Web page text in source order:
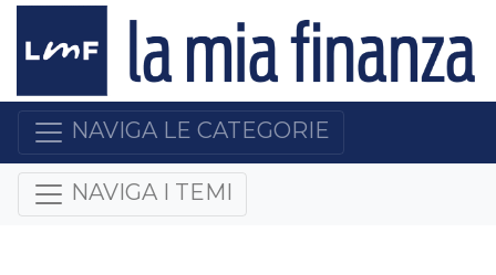
NAVIGA LE CATEGORIE
NAVIGA I TEMI